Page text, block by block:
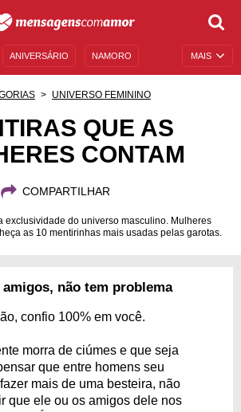
MAIS
ANIVERSÁRIO NAMORO
MENSAGENS DE ANIVERSÁRIO
UNIVERSO FEMININO
QUE AS
CONTAM
COMPARTILHAR
exclusividade do universo masculino. Mulheres
as 10 mentirinhas mais usadas pelas garotas.
não tem problema
confio 100% em você.
morra de ciúmes e que seja
que entre homens seu
mais de uma besteira, não
que ele ou os amigos dele nos